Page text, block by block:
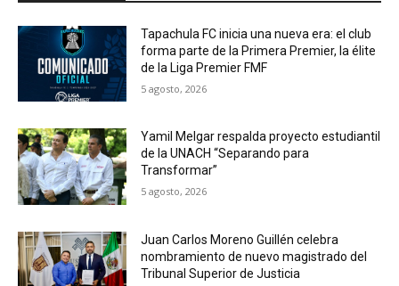
Tapachula FC inicia una nueva era: el club
forma parte de la Primera Premier, la élite
de la Liga Premier FMF
5 agosto, 2026
Yamil Melgar respalda proyecto estudiantil
de la UNACH “Separando para
Transformar”
5 agosto, 2026
Juan Carlos Moreno Guillén celebra
nombramiento de nuevo magistrado del
Tribunal Superior de Justicia